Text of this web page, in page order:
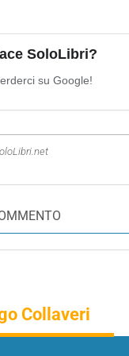
SoloLibri?
su Google!
Collaveri